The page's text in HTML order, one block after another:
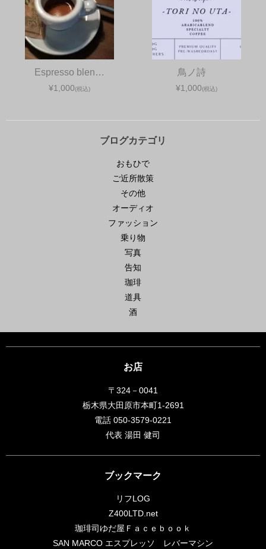
Espresso blen…
¥1,000(税込)
鳥ノ詩
¥1,000(税込)
ブログカテゴリ
おもひで
ご近所散策
その他
オーディオ
ファッション
乗り物
写真
告知
珈琲
道具
酒
お店
〒324－0041
栃木県大田原市本町1-2691
電話 050-3579-0221
代表 湯田 健司
ブックマーク
リフLOG
Z400LTD.net
珈琲司ゆだ屋Ｆａｃｅｂｏｏｋ
SAN MARCO エスプレッソ レバーマシン